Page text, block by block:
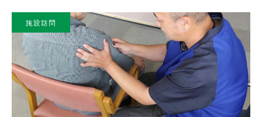
施設訪問